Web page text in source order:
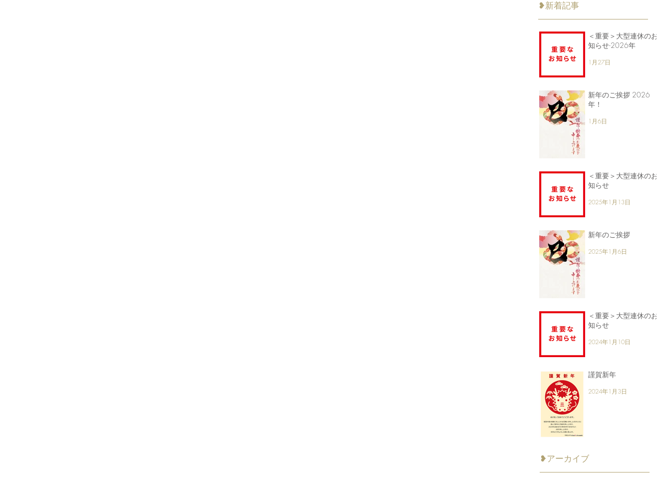
❥新着記事
＜重要＞大型連休のお
知らせ-2026年
1月27日
新年のご挨拶 2026
年！
1月6日
＜重要＞大型連休のお
知らせ
2025年1月13日
新年のご挨拶
2025年1月6日
＜重要＞大型連休のお
知らせ
2024年1月10日
謹賀新年
2024年1月3日
❥アーカイブ